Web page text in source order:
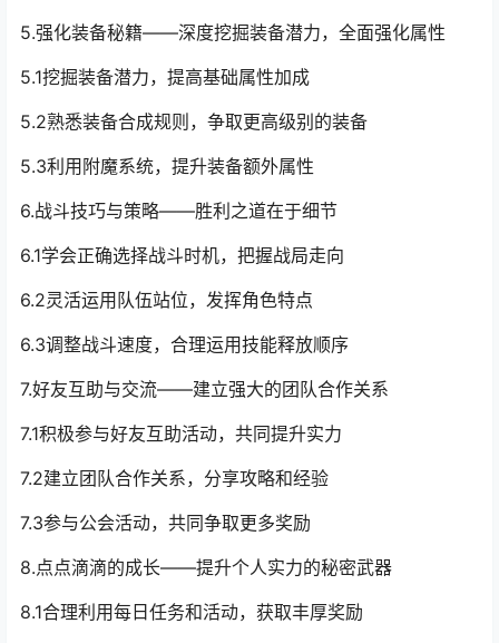
5.强化装备秘籍——深度挖掘装备潜力，全面强化属性
5.1挖掘装备潜力，提高基础属性加成
5.2熟悉装备合成规则，争取更高级别的装备
5.3利用附魔系统，提升装备额外属性
6.战斗技巧与策略——胜利之道在于细节
6.1学会正确选择战斗时机，把握战局走向
6.2灵活运用队伍站位，发挥角色特点
6.3调整战斗速度，合理运用技能释放顺序
7.好友互助与交流——建立强大的团队合作关系
7.1积极参与好友互助活动，共同提升实力
7.2建立团队合作关系，分享攻略和经验
7.3参与公会活动，共同争取更多奖励
8.点点滴滴的成长——提升个人实力的秘密武器
8.1合理利用每日任务和活动，获取丰厚奖励